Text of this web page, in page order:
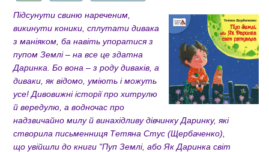
Підсунути свиню нареченим,
викинути коники, сплутати дивака
з маніяком, ба навіть упоратися з
пупом Землі – на все це здатна
Даринка. Бо вона – з роду диваків, а
диваки, як відомо, уміють і можуть
усе! Дивовижні історії про хитрулю
й вередулю, а водночас про
надзвичайно милу й винахідливу дівчинку Даринку, які
створила письменниця Тетяна Стус (Щербаченко),
що увійшли до книги "Пуп Землі, або Як Даринка світ